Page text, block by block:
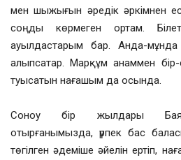
мен шыжығын әредік әркімнен
соңды көрмеген ортам.
ауылдастарым бар. Анда-
алыпсатар. Марқұм анаммен
туысатын нағашым да осында.
Соноу бір жылдары
отырғанымызда, үрпек бас
төгілген әдеміше әйелін ертіп,